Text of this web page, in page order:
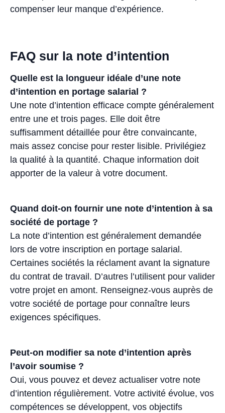
compenser leur manque d’expérience.
FAQ sur la note d’intention
Quelle est la longueur idéale d’une note
d’intention en portage salarial ?
Une note d’intention efficace compte généralement
entre une et trois pages. Elle doit être
suffisamment détaillée pour être convaincante,
mais assez concise pour rester lisible. Privilégiez
la qualité à la quantité. Chaque information doit
apporter de la valeur à votre document.
Quand doit-on fournir une note d’intention à sa
société de portage ?
La note d’intention est généralement demandée
lors de votre inscription en portage salarial.
Certaines sociétés la réclament avant la signature
du contrat de travail. D’autres l’utilisent pour valider
votre projet en amont. Renseignez-vous auprès de
votre société de portage pour connaître leurs
exigences spécifiques.
Peut-on modifier sa note d’intention après
l’avoir soumise ?
Oui, vous pouvez et devez actualiser votre note
d’intention régulièrement. Votre activité évolue, vos
compétences se développent, vos objectifs